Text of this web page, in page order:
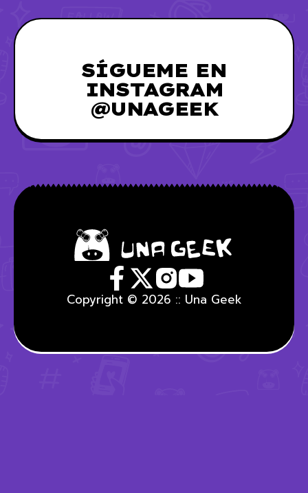
SÍGUEME EN
INSTAGRAM
@UNAGEEK
Copyright © 2026 :: Una Geek